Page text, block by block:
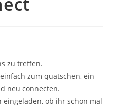
zu treffen.
zum quatschen, ein
neu connecten.
ob ihr schon mal